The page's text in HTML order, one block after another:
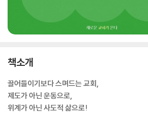
책소개
끌어들이기보다 스며드는 교회,
제도가 아닌 운동으로,
위계가 아닌 사도적 삶으로!